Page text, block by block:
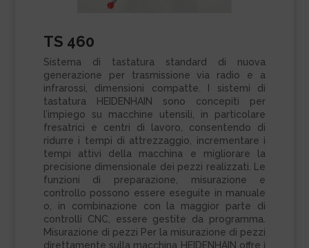
TS 460
Sistema di tastatura standard di nuova
generazione per trasmissione via radio e a
infrarossi, dimensioni compatte. I sistemi di
tastatura HEIDENHAIN sono concepiti per
l’impiego su macchine utensili, in particolare
fresatrici e centri di lavoro, consentendo di
ridurre i tempi di attrezzaggio, incrementare i
tempi attivi della macchina e migliorare la
precisione dimensionale dei pezzi realizzati. Le
funzioni di preparazione, misurazione e
controllo possono essere eseguite in manuale
o, in combinazione con la maggior parte di
controlli CNC, essere gestite da programma.
Misurazione di pezzi Per la misurazione di pezzi
direttamente sulla macchina HEIDENHAIN offre i